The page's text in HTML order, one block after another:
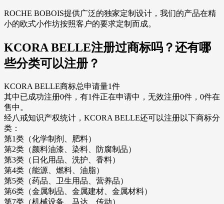
ROCHE BOBOIS提供广泛的独家定制设计，我们的产品在精
小的欧式小作坊按照客户的要求定制而成。
KCORA BELLE注册过商标吗？还有哪
些分类可以注册？
KCORA BELLE商标总申请量1件
其中已成功注册0件，有1件正在申请中，无效注册0件，0件在
售中。
经八戒知识产权统计，KCORA BELLE还可以注册以下商标分
类：
第1类（化学制剂、肥料）
第2类（颜料油漆、染料、防腐制品）
第3类（日化用品、洗护、香料）
第4类（能源、燃料、油脂）
第5类（药品、卫生用品、营养品）
第6类（金属制品、金属建材、金属材料）
第7类（机械设备、马达、传动）